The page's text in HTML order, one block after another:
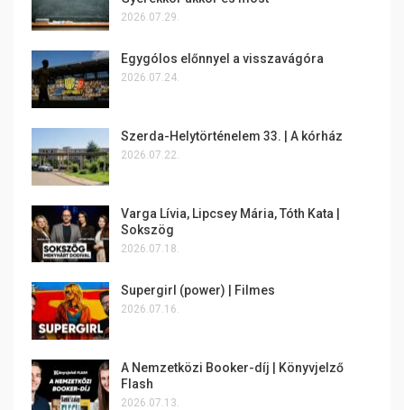
2026.07.29.
Egygólos előnnyel a visszavágóra
2026.07.24.
Szerda-Helytörténelem 33. | A kórház
2026.07.22.
Varga Lívia, Lipcsey Mária, Tóth Kata |
Sokszög
2026.07.18.
Supergirl (power) | Filmes
2026.07.16.
A Nemzetközi Booker-díj | Könyvjelző
Flash
2026.07.13.